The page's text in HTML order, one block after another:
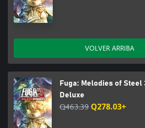
VOLVER ARRIBA
Fuga: Melodies of Steel
Deluxe
Q463.39 Q278.03+